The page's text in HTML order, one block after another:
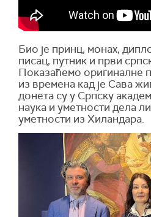
Био је принц, монах,
писац, путник и први
Показаћемо оригиналне
из времена кад је Сава
донета су у Српску
наука и уметности дела
уметности из Хиландара.